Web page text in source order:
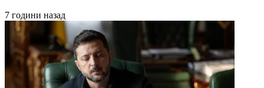
7 години назад